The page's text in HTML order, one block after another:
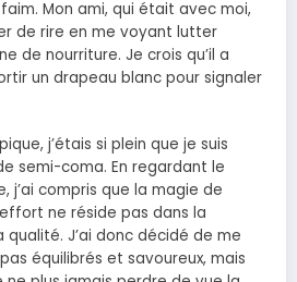
Mon ami, qui était avec moi,
de rire en me voyant lutter
de nourriture. Je crois qu’il a
un drapeau blanc pour signaler
j’étais si plein que je suis
semi-coma. En regardant le
j’ai compris que la magie de
ne réside pas dans la
J’ai donc décidé de me
équilibrés et savoureux, mais